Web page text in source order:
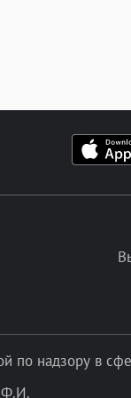
по надзору в
Ф.И.